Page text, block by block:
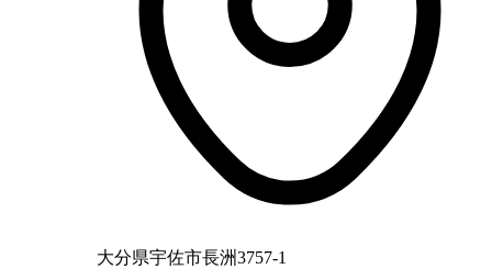
大分県宇佐市長洲3757-1